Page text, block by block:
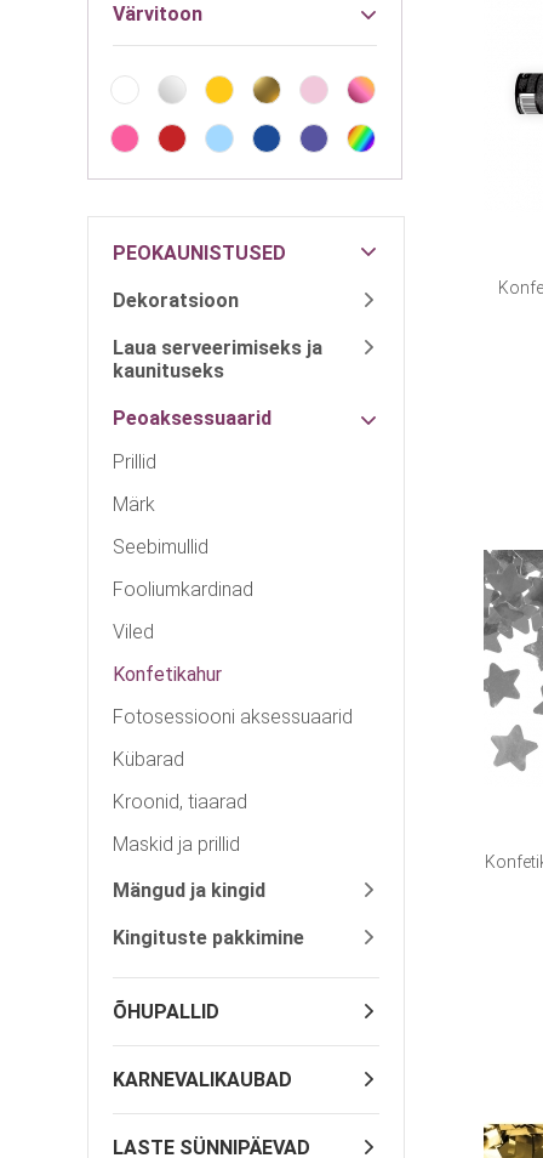
Värvitoon
PEOKAUNISTUSED
Dekoratsioon
Laua serveerimiseks ja
kaunituseks
Peoaksessuaarid
Prillid
Märk
Seebimullid
Fooliumkardinad
Viled
Konfetikahur
Fotosessiooni aksessuaarid
Kübarad
Kroonid, tiaarad
Maskid ja prillid
Mängud ja kingid
Kingituste pakkimine
ÕHUPALLID
KARNEVALIKAUBAD
LASTE SÜNNIPÄEVAD